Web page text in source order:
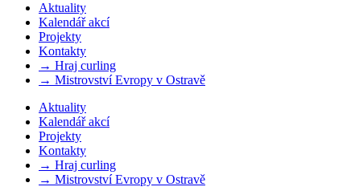
Aktuality
Kalendář akcí
Projekty
Kontakty
→ Hraj curling
→ Mistrovství Evropy v Ostravě
Aktuality
Kalendář akcí
Projekty
Kontakty
→ Hraj curling
→ Mistrovství Evropy v Ostravě